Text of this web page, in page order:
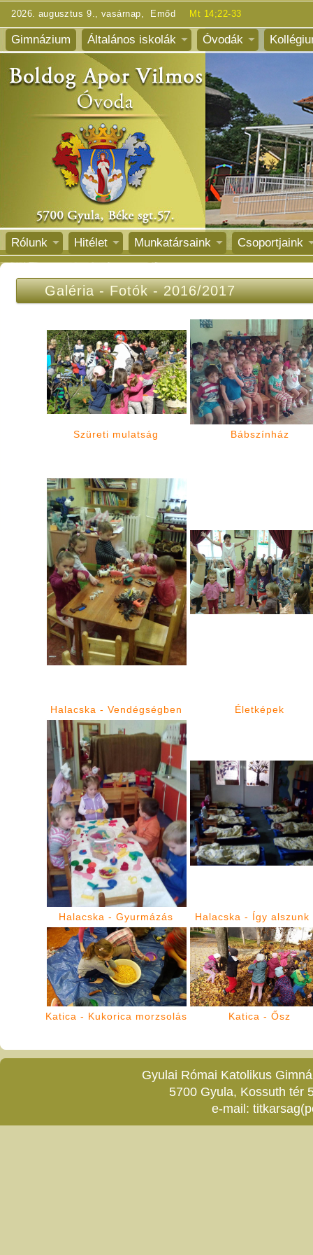
2026. augusztus 9., vasárnap, Emőd Mt 14;22-33
Gimnázium Általános iskolák Óvodák
Rólunk Hitélet Munkatársaink Csoportjaink
Galéria-Fotók-2016/2017
Szüreti mulatság Bábszínház
Halacska - Vendégségben Életképek
Halacska - Gyurmázás Halacska - Így alszunk
Katica - Kukorica morzsolás Katica - Ősz
Gyulai Római Katolikus
5700 Gyula, Kossuth tér
e-mail: